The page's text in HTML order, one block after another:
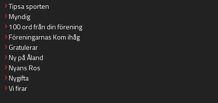
Tipsa sporten
Myndig
100 ord från din förening
Föreningarnas Kom ihåg
Gratulerar
Ny på Åland
Nyans Ros
Nygifta
Vi firar